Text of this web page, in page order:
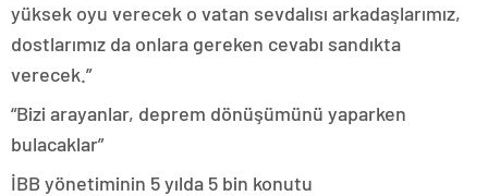
yüksek oyu verecek o vatan sevdalısı arkadaşlarımız,
dostlarımız da onlara gereken cevabı sandıkta
verecek.”
“Bizi arayanlar, deprem dönüşümünü yaparken
bulacaklar”
İBB yönetiminin 5 yılda 5 bin konutu